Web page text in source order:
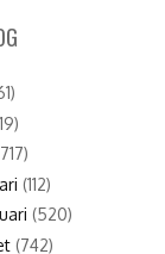
(112)
(520)
(742)